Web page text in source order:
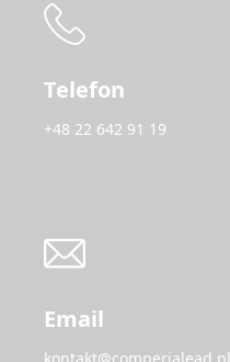
Telefon
+48 22 642 91 19
Email